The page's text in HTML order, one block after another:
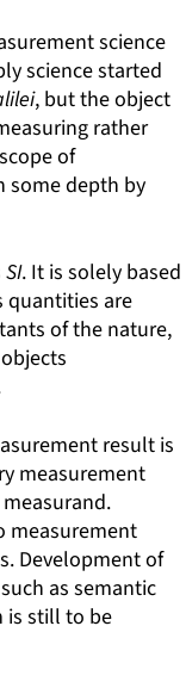
science
science started
, but the object
rather
of
some depth by
SI. It is solely based
quantities are
of the nature,
result is
measurement
measurement
Development of
as semantic
is still to be